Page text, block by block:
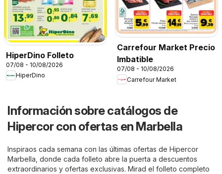
HiperDino Folleto
07/08 - 10/08/2026
HiperDino
Carrefour Market Precio
Imbatible
07/08 - 10/08/2026
Carrefour Market
Información sobre catálogos de
Hipercor con ofertas en Marbella
Inspiraos cada semana con las últimas ofertas de Hipercor
Marbella, donde cada folleto abre la puerta a descuentos
extraordinarios y ofertas exclusivas. Mirad el folleto completo